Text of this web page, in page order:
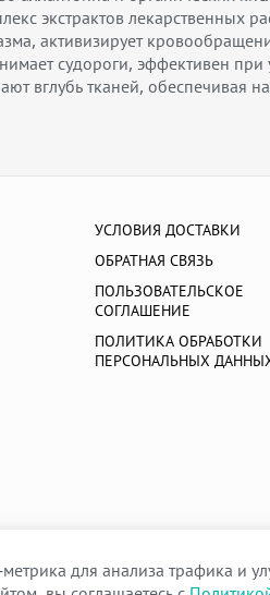
экстрактов лекарственных
активизирует
судороги, эффективен
вглубь тканей,
УСЛОВИЯ ДОСТАВКИ
ОБРАТНАЯ СВЯЗЬ
ПОЛЬЗОВАТЕЛЬСКОЕ
СОГЛАШЕНИЕ
ПОЛИТИКА ОБРАБОТКИ
ПЕРСОНАЛЬНЫХ
для анализа трафика и